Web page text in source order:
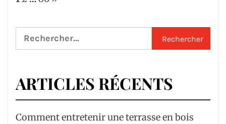
Rechercher :
ARTICLES RÉCENTS
Comment entretenir une terrasse en bois